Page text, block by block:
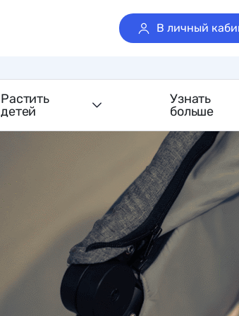
В личный
Растить
детей
Узнать
больше